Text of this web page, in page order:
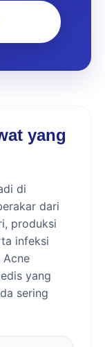
yang
di
dari
produksi
infeksi
Acne
yang
sering